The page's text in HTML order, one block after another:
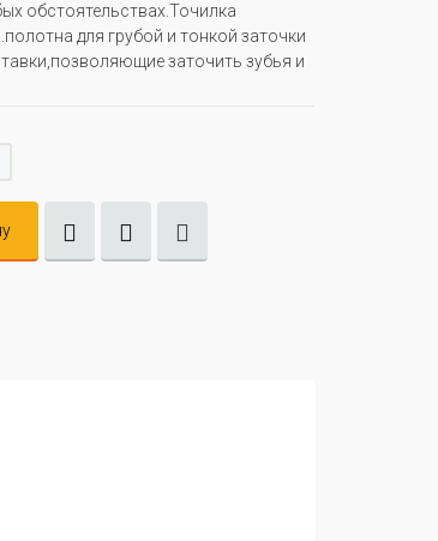
обстоятельствах.Точилка
для грубой и тонкой заточки
заточить зубья и